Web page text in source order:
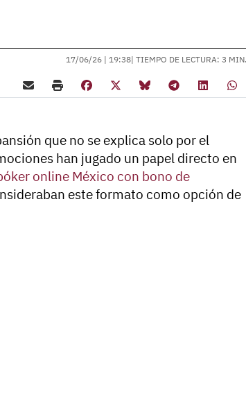
17/06/26 | 19:38| TIEMPO DE LECTURA: 3 MIN.
que no se explica solo por el
han jugado un papel directo en
online México con bono de
este formato como opción de